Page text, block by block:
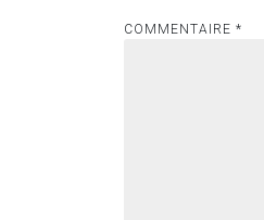
COMMENTAIRE *